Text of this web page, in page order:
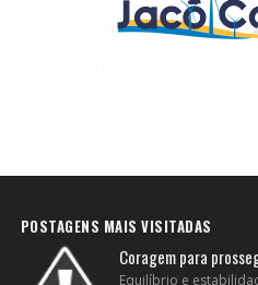
POSTAGENS MAIS VISITADAS
Coragem para
Equilíbrio e